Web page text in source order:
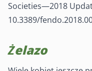
Societies—2018
10.3389/
Żelazo